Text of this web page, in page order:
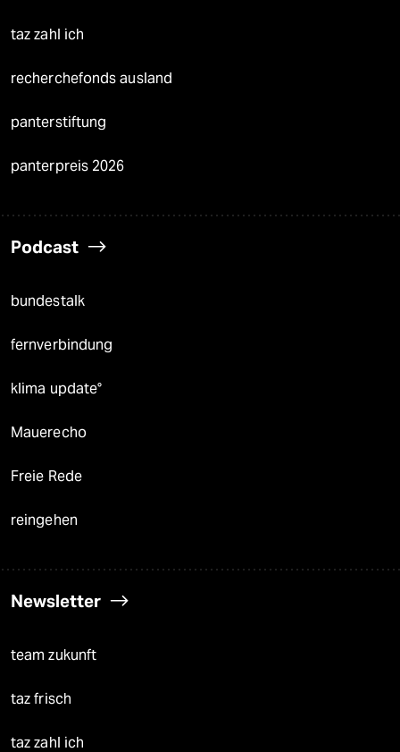
taz zahl ich
recherchefonds ausland
panterstiftung
panterpreis 2026
Podcast
bundestalk
fernverbindung
klima update°
Mauerecho
Freie Rede
reingehen
Newsletter
team zukunft
taz frisch
taz zahl ich